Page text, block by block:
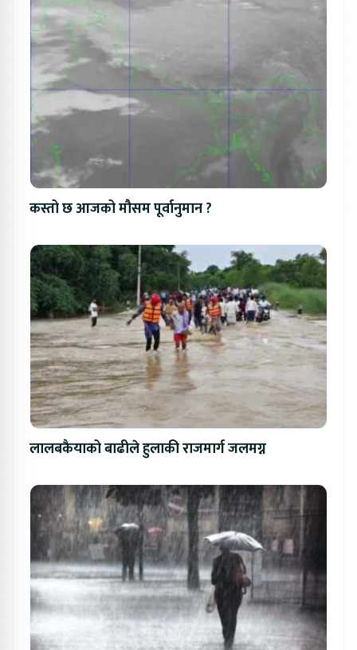
कस्तो छ आजको मौसम पूर्वानुमान ?
लालबकैयाको बाढीले हुलाकी राजमार्ग जलमग्न